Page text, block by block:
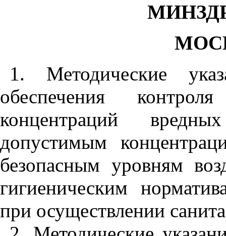
1. Методические
обеспечения
концентраций
допустимым
безопасным уровням
гигиеническим
при осуществлении